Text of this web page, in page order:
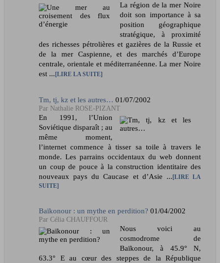
La région de la mer Noire
doit son importance à sa
position géographique
stratégique, à proximité
des richesses pétrolières et gazières de la Russie et
de la mer Caspienne, et des marchés d’Europe
centrale, orientale et méditerranéenne. La mer Noire
est ... LIRE LA SUITE
Tm, tj, kz et les autres… 01/07/2002
Nathalie ROSE-PIZANT
En 1991, l’Union
Soviétique disparaît ; au
même moment,
l’internet commence à tisser sa toile à travers le
monde. Les parrains occidentaux du web donnent
un coup de pouce à la construction identitaire des
nouveaux pays du Caucase et d’Asie ... LIRE LA
SUITE
Baïkonour : un mythe en perdition? 01/04/2002
Célia CHAUFFOUR
Nous voici au
cosmodrome de
Baïkonour, à 45.9° N,
63.3° E au cœur des steppes de la République